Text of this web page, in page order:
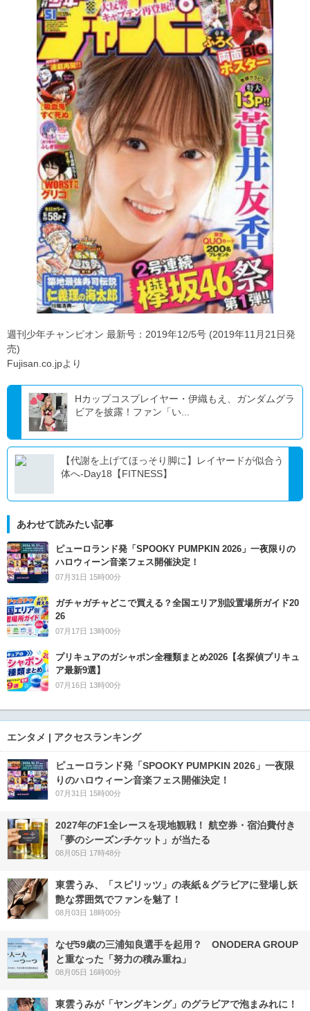
週刊少年チャンピオン 最新号：2019年12/5号 (2019年11月21日発
売)
Fujisan.co.jpより
Hカップコスプレイヤー・伊織もえ、ガンダムグラ
ビアを披露！ファン「い...
【代謝を上げてほっそり脚に】レイヤードが似合う
体へ-Day18【FITNESS】
あわせて読みたい記事
ピューロランド発「SPOOKY PUMPKIN 2026」一夜限りの
ハロウィーン音楽フェス開催決定！
07月31日 15時00分
ガチャガチャどこで買える？全国エリア別設置場所ガイド20
26
07月17日 13時00分
プリキュアのガシャポン全種類まとめ2026【名探偵プリキュ
ア最新9選】
07月16日 13時00分
エンタメ | アクセスランキング
ピューロランド発「SPOOKY PUMPKIN 2026」一夜限
りのハロウィーン音楽フェス開催決定！
07月31日 15時00分
2027年のF1全レースを現地観戦！ 航空券・宿泊費付き
「夢のシーズンチケット」が当たる
08月05日 17時48分
東雲うみ、「スピリッツ」の表紙＆グラビアに登場し妖
艶な雰囲気でファンを魅了！
08月03日 18時00分
なぜ59歳の三浦知良選手を起用？ ONODERA GROUP
と重なった「努力の積み重ね」
08月05日 16時00分
東雲うみが「ヤングキング」のグラビアで泡まみれに！